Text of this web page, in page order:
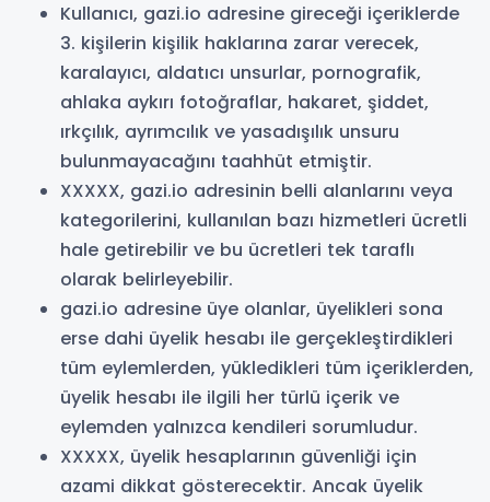
Kullanıcı, gazi.io adresine gireceği içeriklerde
3. kişilerin kişilik haklarına zarar verecek,
karalayıcı, aldatıcı unsurlar, pornografik,
ahlaka aykırı fotoğraflar, hakaret, şiddet,
ırkçılık, ayrımcılık ve yasadışılık unsuru
bulunmayacağını taahhüt etmiştir.
XXXXX, gazi.io adresinin belli alanlarını veya
kategorilerini, kullanılan bazı hizmetleri ücretli
hale getirebilir ve bu ücretleri tek taraflı
olarak belirleyebilir.
gazi.io adresine üye olanlar, üyelikleri sona
erse dahi üyelik hesabı ile gerçekleştirdikleri
tüm eylemlerden, yükledikleri tüm içeriklerden,
üyelik hesabı ile ilgili her türlü içerik ve
eylemden yalnızca kendileri sorumludur.
XXXXX, üyelik hesaplarının güvenliği için
azami dikkat gösterecektir. Ancak üyelik